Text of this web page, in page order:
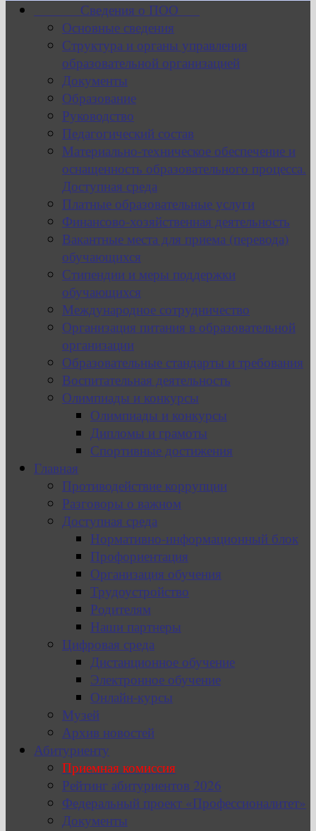
Сведения о ПОО
Основные сведения
Структура и органы управления
образовательной организацией
Документы
Образование
Руководство
Педагогический состав
Материально-техническое обеспечение и
оснащенность образовательного процесса.
Доступная среда
Платные образовательные услуги
Финансово-хозяйственная деятельность
Вакантные места для приема (перевода)
обучающихся
Стипендии и меры поддержки
обучающихся
Международное сотрудничество
Организация питания в образовательной
организации
Образовательные стандарты и требования
Воспитательная деятельность
Олимпиады и конкурсы
Олимпиады и конкурсы
Дипломы и грамоты
Спортивные достижения
Главная
Противодействие коррупции
Разговоры о важном
Доступная среда
Нормативно-информационный блок
Профориентация
Организация обучения
Трудоустройство
Родителям
Наши партнеры
Цифровая среда
Дистанционное обучение
Электронное обучение
Онлайн-курсы
Музей
Архив новостей
Абитуриенту
Приемная комиссия
Рейтинг абитуриентов 2026
Федеральный проект «Профессионалитет»
Документы